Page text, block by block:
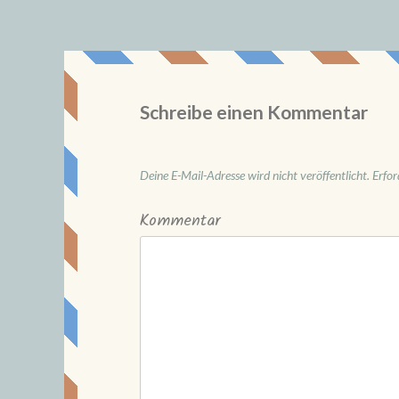
Schreibe einen Kommentar
Deine E-Mail-Adresse wird nicht veröffentlicht.
Kommentar